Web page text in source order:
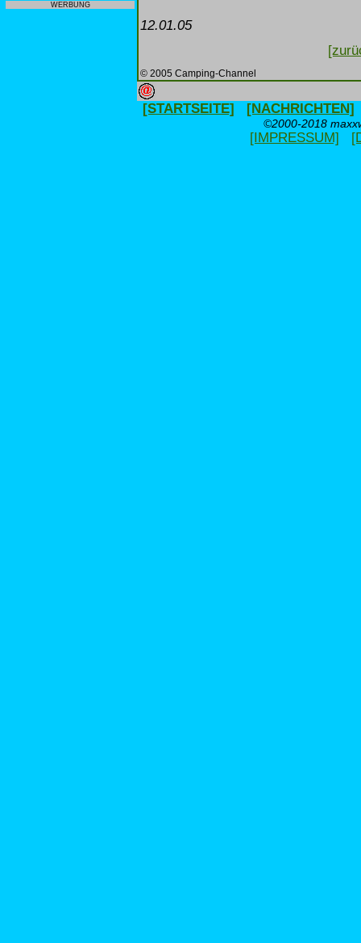
WERBUNG
12.01.05
© 2005 Camping-Channel
[STARTSEITE] [NACHRICHTEN]
©2000-2018
[IMPRESSUM]